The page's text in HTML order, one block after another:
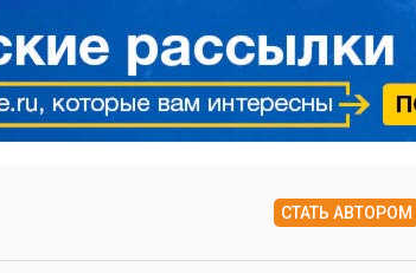
СТАТЬ АВТОРОМ